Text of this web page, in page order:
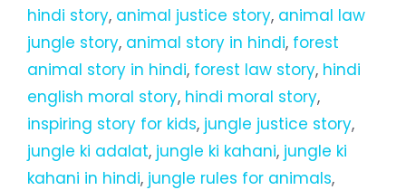
hindi story, animal justice story, animal law
jungle story, animal story in hindi, forest
animal story in hindi, forest law story, hindi
english moral story, hindi moral story,
inspiring story for kids, jungle justice story,
jungle ki adalat, jungle ki kahani, jungle ki
kahani in hindi, jungle rules for animals,